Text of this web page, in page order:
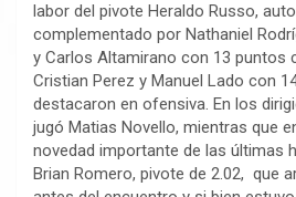
labor del pivote Heraldo Russo,
complementado por Nathaniel
y Carlos Altamirano con 13 puntos
Cristian Perez y Manuel Lado con
destacaron en ofensiva. En los
jugó Matias Novello, mientras que
novedad importante de las últimas
Brian Romero, pivote de 2.02, que